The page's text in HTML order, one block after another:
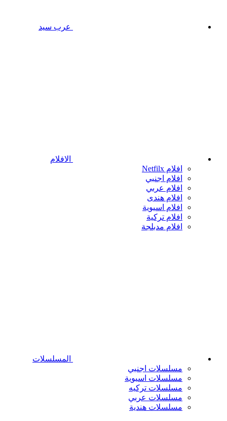
عرب سيد
الافلام
افلام Netfilx
افلام اجنبي
افلام عربي
افلام هندى
افلام اسيوية
افلام تركية
افلام مدبلجة
المسلسلات
مسلسلات اجنبي
مسلسلات اسيوية
مسلسلات تركيه
مسلسلات عربي
مسلسلات هندية